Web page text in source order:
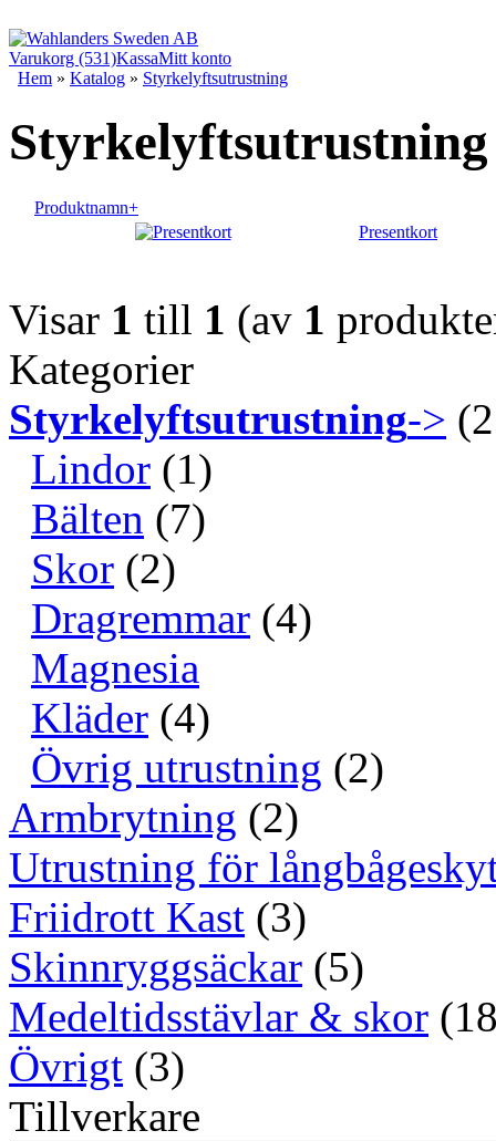
Varukorg (531)KassaMitt konto
Hem » Katalog » Styrkelyftsutrustning
Styrkelyftsutrustning
Produktnamn+
Presentkort
Visar 1 till 1 (av 1
Kategorier
Styrkelyftsutrustning->
Lindor (1)
Bälten (7)
Skor (2)
Dragremmar (4)
Magnesia
Kläder (4)
Övrig utrustning (2)
Armbrytning (2)
Utrustning för
Friidrott Kast (3)
Skinnryggsäckar (5)
Medeltidsstävlar & skor
Övrigt (3)
Tillverkare